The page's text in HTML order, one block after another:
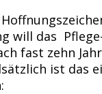
will das
fast zehn
ist das